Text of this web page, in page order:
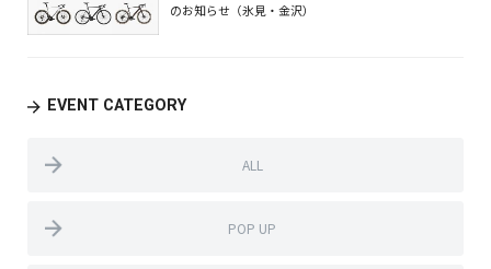
のお知らせ（氷見・金沢）
EVENT CATEGORY
ALL
POP UP